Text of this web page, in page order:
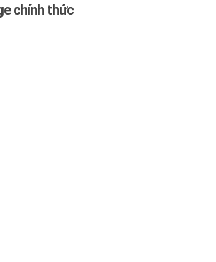
chính thức